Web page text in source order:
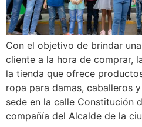
Con el objetivo de brindar
cliente a la hora de comprar,
la tienda que ofrece
ropa para damas, caballeros
sede en la calle Constitución
compañía del Alcalde de la